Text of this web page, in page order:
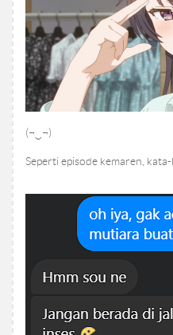
(¬‿¬)ゞ
Seperti episode kemaren,